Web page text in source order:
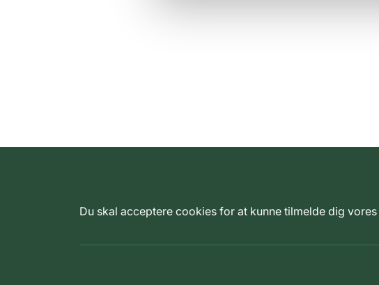
Du skal acceptere cookies for at kunne tilmelde dig